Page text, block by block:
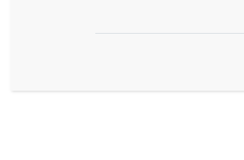
کرونباخ مورد تأیید قرار گرفت.
اثرگذار است. گذران مطلوب اوقات
مهارت‌آموزی و ترسیم آینده‌ای روشن و